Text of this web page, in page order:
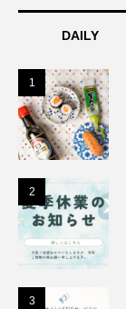
DAILY
1
2
3